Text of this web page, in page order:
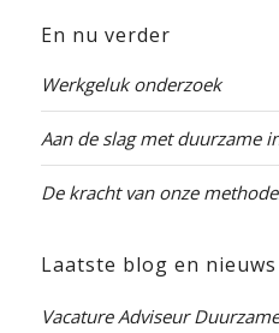
En nu verder
Werkgeluk onderzoek
Aan de slag met duurzame
De kracht van onze
Laatste blog en nieuws
Vacature Adviseur